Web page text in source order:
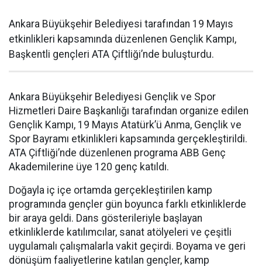
Ankara Büyükşehir Belediyesi tarafından 19 Mayıs
etkinlikleri kapsamında düzenlenen Gençlik Kampı,
Başkentli gençleri ATA Çiftliği’nde buluşturdu.
Ankara Büyükşehir Belediyesi Gençlik ve Spor
Hizmetleri Daire Başkanlığı tarafından organize edilen
Gençlik Kampı, 19 Mayıs Atatürk’ü Anma, Gençlik ve
Spor Bayramı etkinlikleri kapsamında gerçekleştirildi.
ATA Çiftliği’nde düzenlenen programa ABB Genç
Akademilerine üye 120 genç katıldı.
Doğayla iç içe ortamda gerçekleştirilen kamp
programında gençler gün boyunca farklı etkinliklerde
bir araya geldi. Dans gösterileriyle başlayan
etkinliklerde katılımcılar, sanat atölyeleri ve çeşitli
uygulamalı çalışmalarla vakit geçirdi. Boyama ve geri
dönüşüm faaliyetlerine katılan gençler, kamp